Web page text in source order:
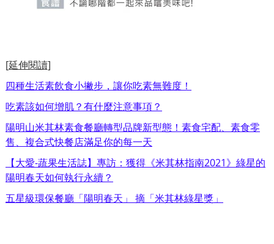
[延伸閱讀]
四種生活素飲食小撇步，讓你吃素無難度！
吃素該如何增肌？有什麼注意事項？
陽明山米其林素食餐廳轉型品牌新型態！素食宅配、素食零
售、複合式快餐店滿足你的每一天
【大愛-蔬果生活誌】專訪：獲得《米其林指南2021》綠星的
陽明春天如何執行永續？
五星級環保餐廳「陽明春天」 摘「米其林綠星獎」